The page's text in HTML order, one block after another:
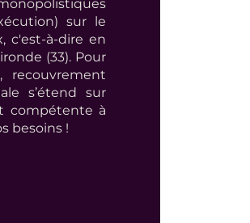
sur le
c'est-à-dire en
(33). Pour
recouvrement
s’étend sur
compétente à
besoins !